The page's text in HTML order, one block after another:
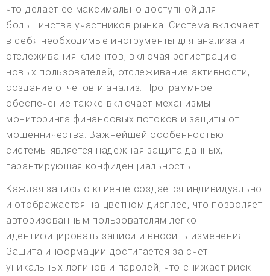
что делает ее максимально доступной для
большинства участников рынка. Система включает
в себя необходимые инструменты для анализа и
отслеживания клиентов, включая регистрацию
новых пользователей, отслеживание активности,
создание отчетов и анализ. Программное
обеспечение также включает механизмы
мониторинга финансовых потоков и защиты от
мошенничества. Важнейшей особенностью
системы является надежная защита данных,
гарантирующая конфиденциальность.
Каждая запись о клиенте создается индивидуально
и отображается на цветном дисплее, что позволяет
авторизованным пользователям легко
идентифицировать записи и вносить изменения.
Защита информации достигается за счет
уникальных логинов и паролей, что снижает риск